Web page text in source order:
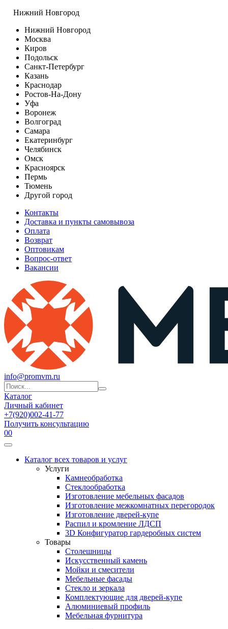
Нижний Новгород
Нижний Новгород
Москва
Киров
Подольск
Санкт-Петербург
Казань
Краснодар
Ростов-На-Дону
Уфа
Воронеж
Волгоград
Самара
Екатеринбург
Челябинск
Омск
Красноярск
Пермь
Тюмень
Другой город
Контакты
Доставка и пункты самовывоза
Оплата
Возврат
Оптовикам
Вопрос-ответ
Вакансии
info@promvm.ru
Каталог
Личный кабинет
+7(920)002-41-77
Получить консультацию
00
Каталог всех товаров и услуг
Услуги
Камнеобработка
Стеклообработка
Изготовление мебельных фасадов
Изготовление межкомнатных перегородок
Изготовление дверей-купе
Распил и кромление ЛДСП
3D Конфигуратор гардеробных систем
Товары
Столешницы
Искусственный камень
Мойки и смесители
Мебельные фасады
Стекло и зеркала
Комплектующие для дверей-купе
Алюминиевый профиль
Мебельная фурнитура